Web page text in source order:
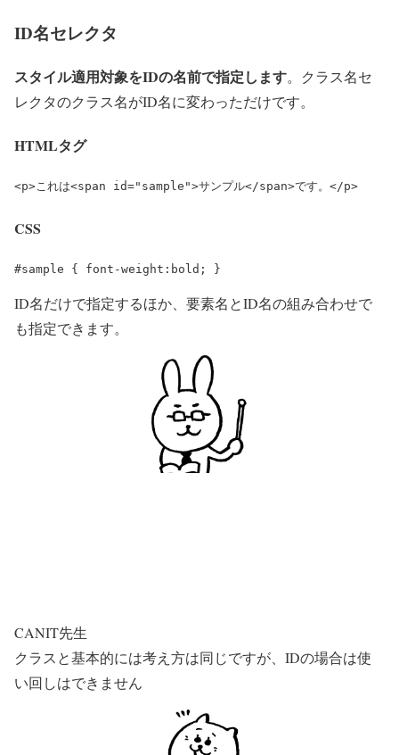
ID名セレクタ
スタイル適用対象をIDの名前で指定します。クラス名セ
レクタのクラス名がID名に変わっただけです。
HTMLタグ
<p>これは<span id="sample">サンプル</span>です。 </p>
CSS
#sample { font-weight:bold; }
ID名だけで指定するほか、要素名とID名の組み合わせで
も指定できます。
CANIT先生
クラスと基本的には考え方は同じですが、IDの場合は使
い回しはできません